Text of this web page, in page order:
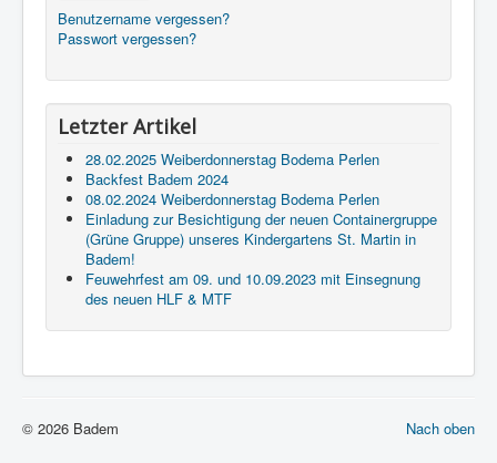
Benutzername vergessen?
Passwort vergessen?
Letzter Artikel
28.02.2025 Weiberdonnerstag Bodema Perlen
Backfest Badem 2024
08.02.2024 Weiberdonnerstag Bodema Perlen
Einladung zur Besichtigung der neuen Containergruppe
(Grüne Gruppe) unseres Kindergartens St. Martin in
Badem!
Feuwehrfest am 09. und 10.09.2023 mit Einsegnung
des neuen HLF & MTF
Nach oben
© 2026 Badem